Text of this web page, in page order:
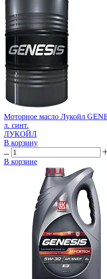
Моторное масло Лукойл
л. синт.
ЛУКОЙЛ
В корзину
В корзине